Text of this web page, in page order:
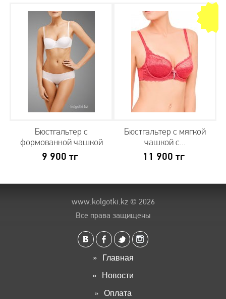
Бюстгальтер с
формованной чашкой
9 900 тг
Бюстгальтер с мягкой
чашкой с...
11 900 тг
www.kolgotki.kz© 2026
Все права защищены
Главная
Новости
Оплата